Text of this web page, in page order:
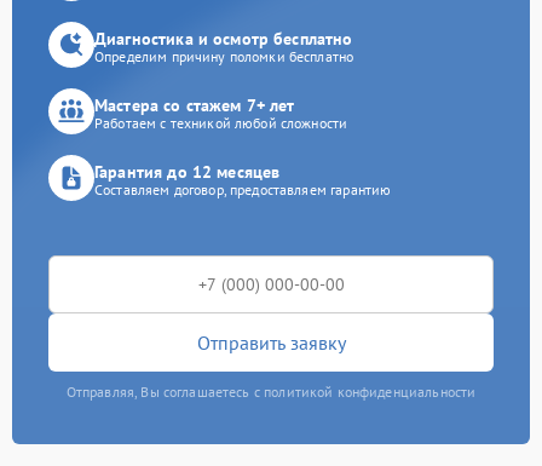
Диагностика и осмотр бесплатно
Определим причину поломки бесплатно
Мастера со стажем 7+ лет
Работаем с техникой любой сложности
Гарантия до 12 месяцев
Составляем договор, предоставляем гарантию
Отправить заявку
Отправляя, Вы соглашаетесь с политикой конфиденциальности